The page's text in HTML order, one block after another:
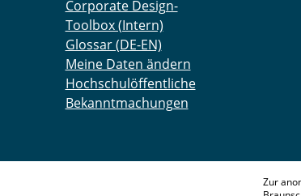
Corporate Design-
Toolbox (Intern)
Glossar (DE-EN)
Meine Daten ändern
Hochschulöffentliche
Bekanntmachungen
Zur